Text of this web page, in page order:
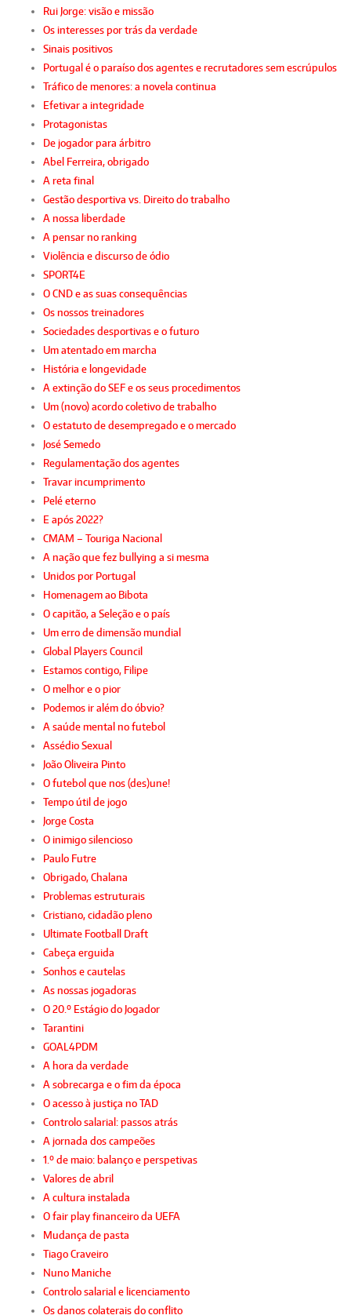
Rui Jorge: visão e missão
Os interesses por trás da verdade
Sinais positivos
Portugal é o paraíso dos agentes e recrutadores sem escrúpulos
Tráfico de menores: a novela continua
Efetivar a integridade
Protagonistas
De jogador para árbitro
Abel Ferreira, obrigado
A reta final
Gestão desportiva vs. Direito do trabalho
A nossa liberdade
A pensar no ranking
Violência e discurso de ódio
SPORT4E
O CND e as suas consequências
Os nossos treinadores
Sociedades desportivas e o futuro
Um atentado em marcha
História e longevidade
A extinção do SEF e os seus procedimentos
Um (novo) acordo coletivo de trabalho
O estatuto de desempregado e o mercado
José Semedo
Regulamentação dos agentes
Travar incumprimento
Pelé eterno
E após 2022?
CMAM – Touriga Nacional
A nação que fez bullying a si mesma
Unidos por Portugal
Homenagem ao Bibota
O capitão, a Seleção e o país
Um erro de dimensão mundial
Global Players Council
Estamos contigo, Filipe
O melhor e o pior
Podemos ir além do óbvio?
A saúde mental no futebol
Assédio Sexual
João Oliveira Pinto
O futebol que nos (des)une!
Tempo útil de jogo
Jorge Costa
O inimigo silencioso
Paulo Futre
Obrigado, Chalana
Problemas estruturais
Cristiano, cidadão pleno
Ultimate Football Draft
Cabeça erguida
Sonhos e cautelas
As nossas jogadoras
O 20.º Estágio do Jogador
Tarantini
GOAL4PDM
A hora da verdade
A sobrecarga e o fim da época
O acesso à justiça no TAD
Controlo salarial: passos atrás
A jornada dos campeões
1.º de maio: balanço e perspetivas
Valores de abril
A cultura instalada
O fair play financeiro da UEFA
Mudança de pasta
Tiago Craveiro
Nuno Maniche
Controlo salarial e licenciamento
Os danos colaterais do conflito